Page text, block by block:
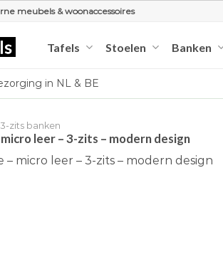
meubels & woonaccessoires
Tafels Stoelen Banken
in NL & BE
3-zits banken
leer – 3-zits – modern design